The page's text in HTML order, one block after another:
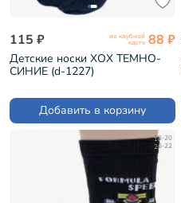
115 ₽ по клубной
карте 88 ₽
Детские носки ХОХ ТЕМНО-
СИНИЕ (d-1227)
Добавить в корзину
18-20
20-22